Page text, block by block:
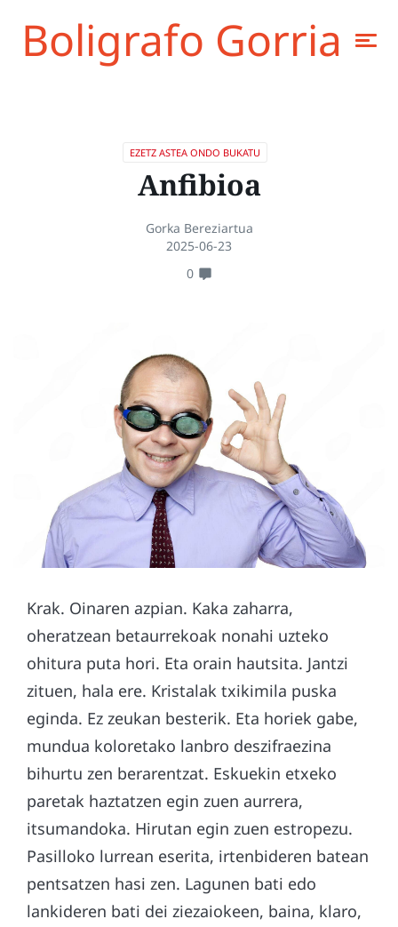
Boligrafo Gorria
EZETZ ASTEA ONDO BUKATU
Anfibioa
Gorka Bereziartua
2025-06-23
0
Krak. Oinaren azpian. Kaka zaharra,
oheratzean betaurrekoak nonahi uzteko
ohitura puta hori. Eta orain hautsita. Jantzi
zituen, hala ere. Kristalak txikimila puska
eginda. Ez zeukan besterik. Eta horiek gabe,
mundua koloretako lanbro deszifraezina
bihurtu zen berarentzat. Eskuekin etxeko
paretak haztatzen egin zuen aurrera,
itsumandoka. Hirutan egin zuen estropezu.
Pasilloko lurrean eserita, irtenbideren batean
pentsatzen hasi zen. Lagunen bati edo
lankideren bati dei ziezaiokeen, baina, klaro,